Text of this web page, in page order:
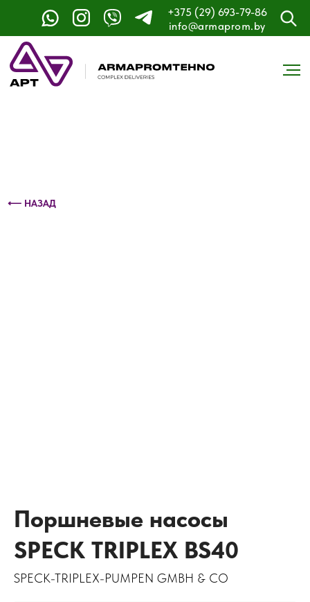
+375 (29) 693-79-86
info@armaprom.by
Контактный телефон: +375 (29) 693-79-86
⟵ НАЗАД
Поршневые насосы
SPECK TRIPLEX BS40
SPECK-TRIPLEX-PUMPEN GMBH & CO